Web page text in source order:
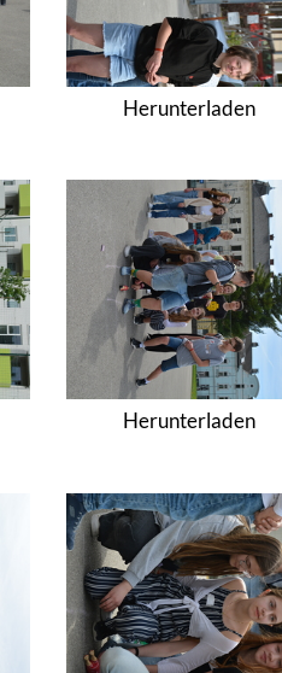
Herunterladen
Herunterladen